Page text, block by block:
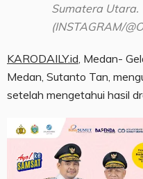
Sumatera Utara.
(INSTAGRAM/
KARODAILY.id , Medan-
Medan, Sutanto Tan,
setelah mengetahui hasil